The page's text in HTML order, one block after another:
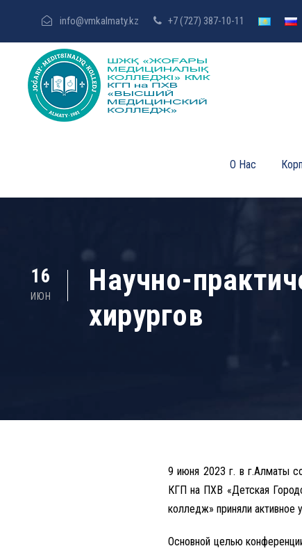
info@vmkalmaty.kz +7 (727) 387-10-11
О Нас
16
ИЮН
Научно-
хирургов
9 июня 2023 г. в г.Алматы
КГП на ПХВ «Детская
колледж» приняли активное
Основной целью